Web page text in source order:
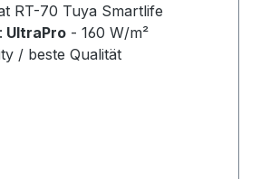
RT-70 Tuya Smartlife
UltraPro - 160 W/m²
/ beste Qualität